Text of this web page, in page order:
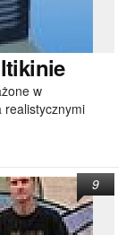
w
realistycznymi
9